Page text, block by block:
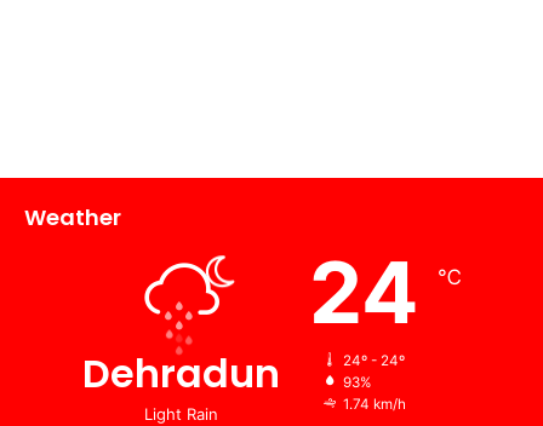
Weather
Dehradun
Light Rain
24 ℃
24º - 24º
93%
1.74 km/h